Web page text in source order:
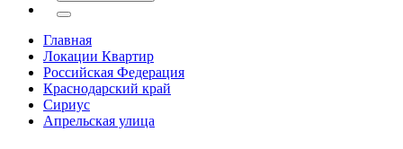
Главная
Локации Квартир
Российская Федерация
Краснодарский край
Сириус
Апрельская улица